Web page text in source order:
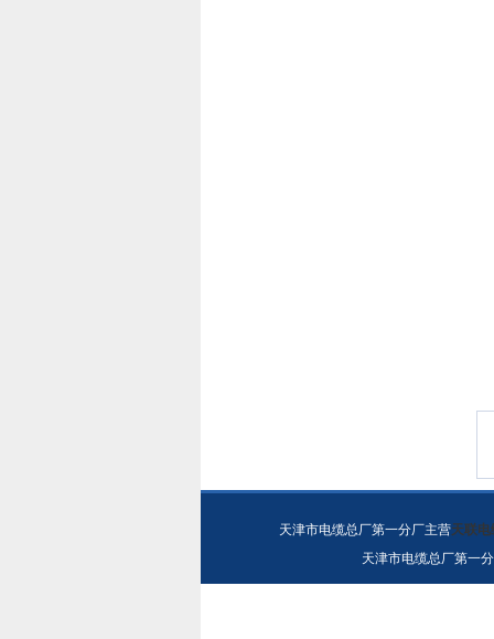
天津市电缆总厂第一分厂主营天联电
天津市电缆总厂第一